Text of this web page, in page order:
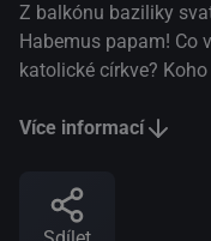
Z balkónu baziliky
Habemus papam! Co
katolické církve?
ujmout své funkce?
odvážným pohledem
Freudovi, Čechovovi a
Více informací